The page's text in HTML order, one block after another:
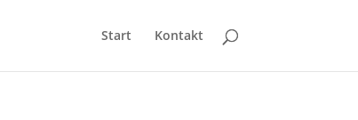
Start Kontakt